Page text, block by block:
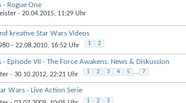
- Rogue One
- 20.04.2015, 11:29 Uhr
kreative Star Wars Videos
- 22.08.2010, 16:52 Uhr 1 2
- Episode VII - The Force Awakens: News & Diskussion
- 30.10.2012, 22:21 Uhr 1 2 3 4 5 ... 7
Wars - Live Action Serie
1 2 3